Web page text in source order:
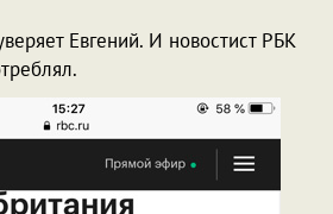
Евгений. И новостист РБК